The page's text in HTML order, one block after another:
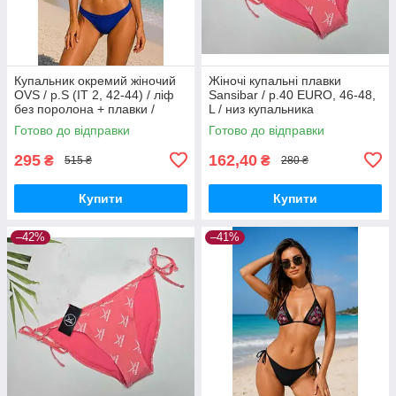
Купальник окремий жіночий
OVS / р.S (IT 2, 42-44) / ліф
без поролона + плавки /
смужки
Готово до відправки
295 ₴ 515 ₴
Купити
Жіночі купальні плавки
Sansibar / р.40 EURO, 46-48,
L / низ купальника
Готово до відправки
162,40 ₴ 280 ₴
Купити
–42% –41%